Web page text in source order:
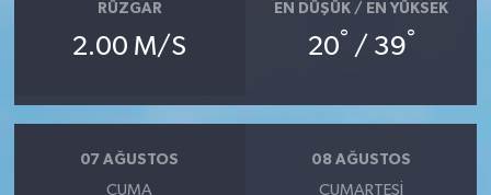
RÜZGAR
2.00 M/S
EN DÜŞÜK / EN YÜKSEK
20° / 39°
07 AĞUSTOS
CUMA
08 AĞUSTOS
CUMARTESI